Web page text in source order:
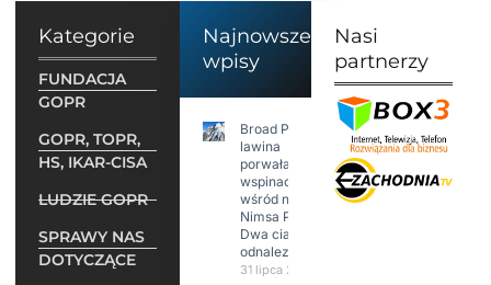
Kategorie
FUNDACJA
GOPR
GOPR, TOPR,
HS, IKAR-CISA
LUDZIE GOPR
SPRAWY NAS
DOTYCZĄCE
Najnowsze
wpisy
Broad Peak:
lawina
porwała 10
wspinaczy,
wśród nich
Nimsa Purję.
Dwa ciała
odnalezione.
31 lipca 2026
Nasi
partnerzy